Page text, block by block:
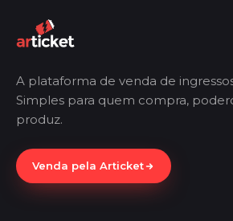
A plataforma de venda de
Simples para quem compra,
produz.
Venda pela Articket